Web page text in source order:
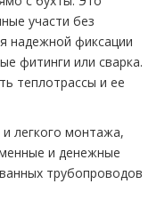
участи без
надежной фиксации
фитинги или сварка.
теплотрассы и ее
легкого монтажа,
и денежные
трубопроводов